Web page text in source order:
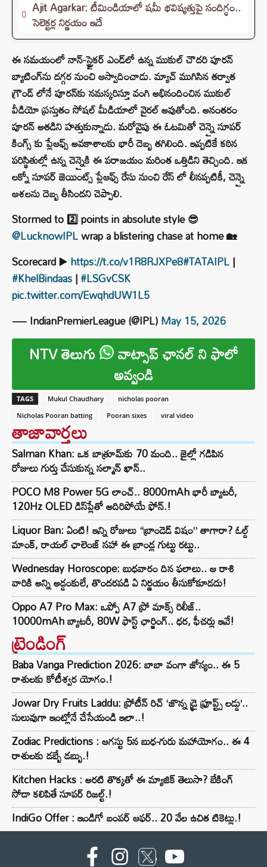
Ajit Agarkar: టీమిండియాలో షమీ భవిష్యత్తుపై సందిగ్ధం..
సెలెక్టర్ల నిర్ణయం ఇదే
ఈ సమయంలో నాన్-స్ట్రైకర్ ఎండ్‌లో ఉన్న ముకుల్ చౌదరి పూరన్
బ్యాటింగ్‌ను దగ్గర నుంచి ఆస్వాదించాడు. మ్యాచ్ ముగిసిన తర్వాత
గ్రౌండ్ లోనే పూరన్‌కు నమస్కరిస్తూ వంగి అభినందించిన ముకుల్
వీడియో ప్రస్తుతం సోషల్ మీడియాలో వైరల్ అవుతోంది. అనంతరం
పూరన్ అతడిని హత్తుకున్నాడు. మరోవైపు ఈ ఓటమితో చెన్నై సూపర్
కింగ్స్ కు ప్లేఆఫ్స్ అవకాశాలకు భారీ దెబ్బ తగిలింది. ఇప్పటికే కఠిన
పరిస్థితుల్లో ఉన్న చెన్నైకి ఈ పరాజయం మరింత ఒత్తిడిని తెచ్చింది. ఇక
లక్నో సూపర్ జెయింట్స్ ప్లేఆఫ్స్ రేసు నుంచి రేస్ లో లీనప్పటికీ, చెన్నై
ఆశలను దెబ్బ తీసిందని చెప్పాలి.
Stormed to 2️⃣ points in absolute style 😎
@LucknowIPLwrap a blistering chase at home 🏡
Scorecard ▶️https://t.co/v1R8RJXPe8#TATAIPL|
#KhelBindaas|#LSGvCSK
pic.twitter.com/EwqhdUW1L5
— IndianPremierLeague (@IPL)May 15, 2026
NTV తెలుగు వాట్సాప్ ఛానల్ ని ఫాలో
అవ్వండి
TAGS Mukul Chaudhary
nicholas pooran
Nicholas Pooran batting
Pooran sixes viral video
తాజావార్తలు
Salman Khan: ఒక బాత్రూమ్‌కు 70 మంది.. జైల్లో గడిపిన
రోజులు గుర్తు చేసుకున్న సల్మాన్ ఖాన్..
POCO M8 Power 5G లాంచ్.. 8000mAh భారీ బ్యాటరీ,
120Hz OLED డిస్‌ప్లేతో అదిరిపోయే ఫోన్.!
Liquor Ban: ఏంటి! ఇన్ని రోజులు “బ్రాండెడ్ విషం” తాగారా? ఓల్డ్
మాంక్, రాయల్ ఛాలెంజ్‌ సహా ఈ బ్రాండ్ల గుట్టు రట్టు..
Wednesday Horoscope: బుధవారం దిన ఫలాలు.. ఆ రాశి
వారికి అన్ని అడ్డంకులే, తొందరపడి ఏ నిర్ణయం తీసుకోకూడదు!
Oppo A7 Pro Max: ఒప్పో A7 ప్రో మాక్స్ రిలీజ్..
10000mAh బ్యాటరీ, 80W ఫాస్ట్ ఛార్జింగ్.. ధర, ఫీచర్లు ఇవే!
ట్రెండింగ్‌
Baba Vanga Prediction 2026: బాబా వంగా జోస్యం.. ఈ 5
రాశులకు కోటీశ్వర యోగం.!
Jowar Dry Fruits Laddu: ప్రోటీన్ రిచ్ ‘జొన్న డ్రై ఫ్రూప్ట్స్ లడ్డు’..
సులువుగా ఇంట్లోనే చేసేయండి ఇలా..!
Zodiac Predictions : ఆగస్టు 5న బుధ-గురు మహాయోగం.. ఈ 4
రాశులకు డబ్బే డబ్బు.!
Kitchen Hacks : అరటి తొక్కతో ఈ మ్యాజిక్ తెలుసా? బేకింగ్
సోడా కలిపితే సూపర్ రిజల్ట్.!
IndiGo Offer : ఇండిగో బంపర్ ఆఫర్.. 20 వేల ఉచిత టికెట్లు.!